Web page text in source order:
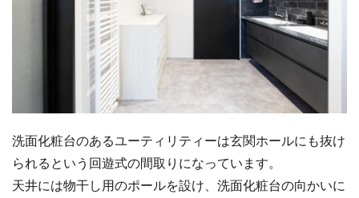
洗面化粧台のあるユーティリティーは玄関ホールにも抜け
られるという回遊式の間取りになっています。
天井には物干し用のポールを設け、洗面化粧台の向かいに